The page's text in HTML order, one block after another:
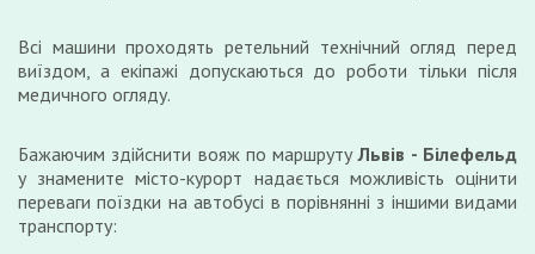
Всі машини проходять ретельний технічний огляд перед
виїздом, а екіпажі допускаються до роботи тільки після
медичного огляду.
Бажаючим здійснити вояж по маршруту Львів - Білефельд
у знамените місто-курорт надається можливість оцінити
переваги поїздки на автобусі в порівнянні з іншими видами
транспорту: